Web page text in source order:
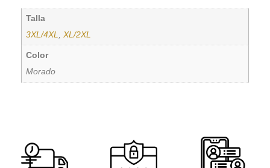
Talla
3XL/4XL
XL/2XL
Color
Morado